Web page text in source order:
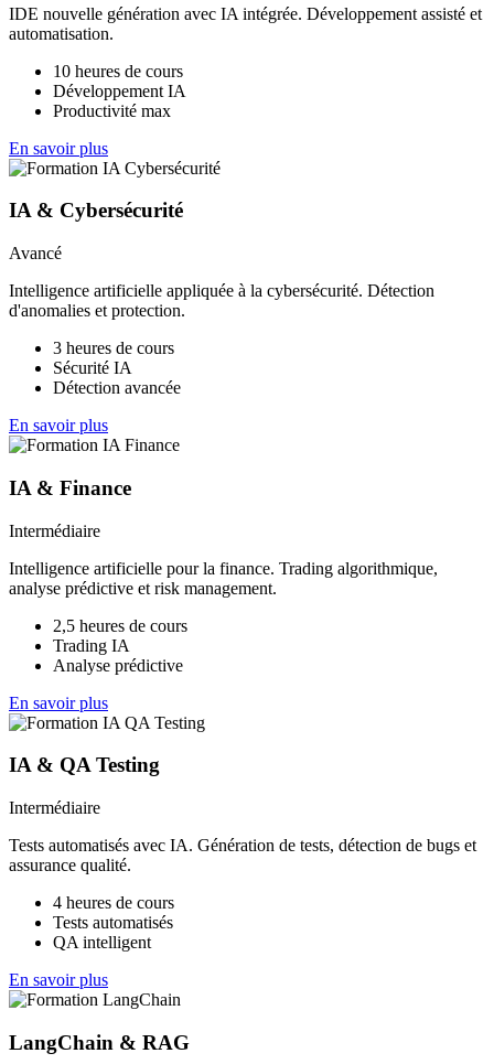
IDE nouvelle génération avec IA intégrée. Développement assisté et
automatisation.
10 heures de cours
Développement IA
Productivité max
En savoir plus
IA & Cybersécurité
Avancé
Intelligence artificielle appliquée à la cybersécurité. Détection
d'anomalies et protection.
3 heures de cours
Sécurité IA
Détection avancée
En savoir plus
IA & Finance
Intermédiaire
Intelligence artificielle pour la finance. Trading algorithmique,
analyse prédictive et risk management.
2,5 heures de cours
Trading IA
Analyse prédictive
En savoir plus
IA & QA Testing
Intermédiaire
Tests automatisés avec IA. Génération de tests, détection de bugs et
assurance qualité.
4 heures de cours
Tests automatisés
QA intelligent
En savoir plus
LangChain & RAG